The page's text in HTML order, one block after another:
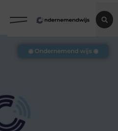
◉ Ondernemend wijs ◉